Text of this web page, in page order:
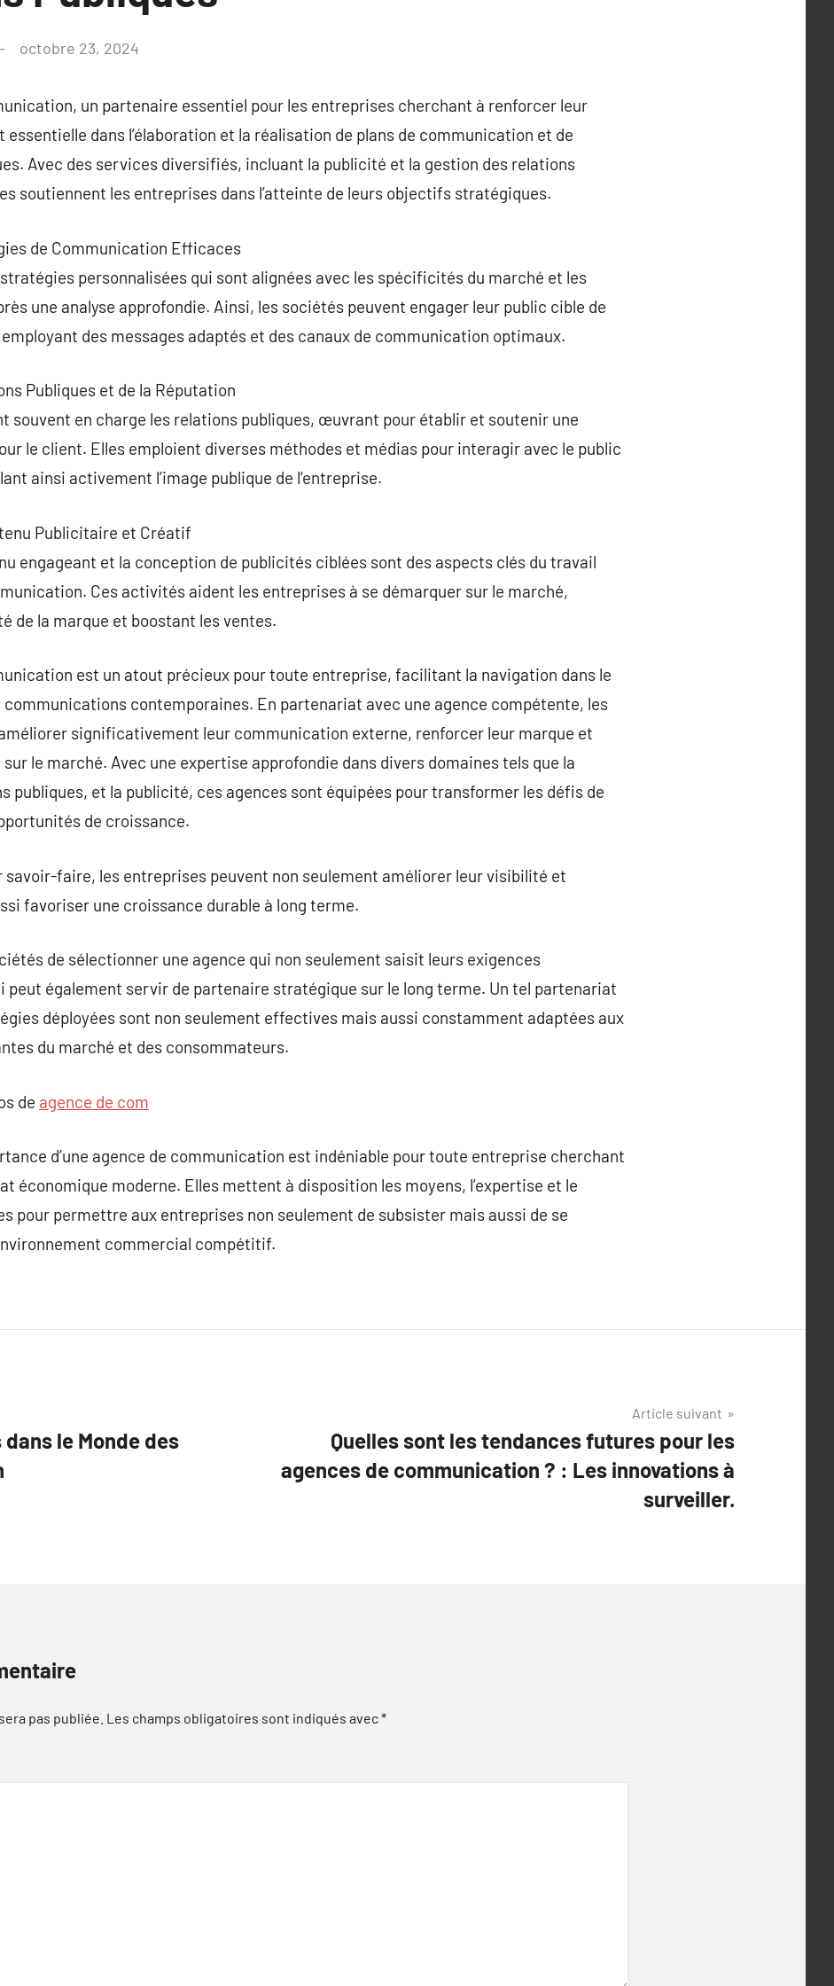
octobre 23, 2024
un partenaire essentiel pour les entreprises cherchant à renforcer leur
essentielle dans l’élaboration et la réalisation de plans de communication et de
Avec des services diversifiés, incluant la publicité et la gestion des relations
soutiennent les entreprises dans l’atteinte de leurs objectifs stratégiques.
de Communication Efficaces
personnalisées qui sont alignées avec les spécificités du marché et les
une analyse approfondie. Ainsi, les sociétés peuvent engager leur public cible de
des messages adaptés et des canaux de communication optimaux.
Publiques et de la Réputation
souvent en charge les relations publiques, œuvrant pour établir et soutenir une
le client. Elles emploient diverses méthodes et médias pour interagir avec le public
ainsi activement l’image publique de l’entreprise.
Publicitaire et Créatif
engageant et la conception de publicités ciblées sont des aspects clés du travail
Ces activités aident les entreprises à se démarquer sur le marché,
de la marque et boostant les ventes.
est un atout précieux pour toute entreprise, facilitant la navigation dans le
communications contemporaines. En partenariat avec une agence compétente, les
significativement leur communication externe, renforcer leur marque et
le marché. Avec une expertise approfondie dans divers domaines tels que la
publiques, et la publicité, ces agences sont équipées pour transformer les défis de
de croissance.
faire, les entreprises peuvent non seulement améliorer leur visibilité et
favoriser une croissance durable à long terme.
de sélectionner une agence qui non seulement saisit leurs exigences
peut également servir de partenaire stratégique sur le long terme. Un tel partenariat
déployées sont non seulement effectives mais aussi constamment adaptées aux
du marché et des consommateurs.
de agence de com
d’une agence de communication est indéniable pour toute entreprise cherchant
économique moderne. Elles mettent à disposition les moyens, l’expertise et le
pour permettre aux entreprises non seulement de subsister mais aussi de se
commercial compétitif.
le Monde des
Article suivant
Quelles sont les tendances futures pour les
agences de communication ? : Les innovations à
surveiller.
pas publiée. Les champs obligatoires sont indiqués avec*